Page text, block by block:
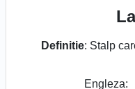
Definitie: Stalp
Engleza: